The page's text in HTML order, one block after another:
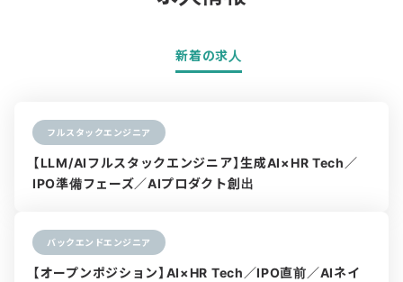
新着の求人
フルスタックエンジニア
【LLM/AIフルスタックエンジニア】生成AI×HR Tech／
IPO準備フェーズ／AIプロダクト創出
バックエンドエンジニア
【オープンポジション】AI×HR Tech／IPO直前／AIネイ